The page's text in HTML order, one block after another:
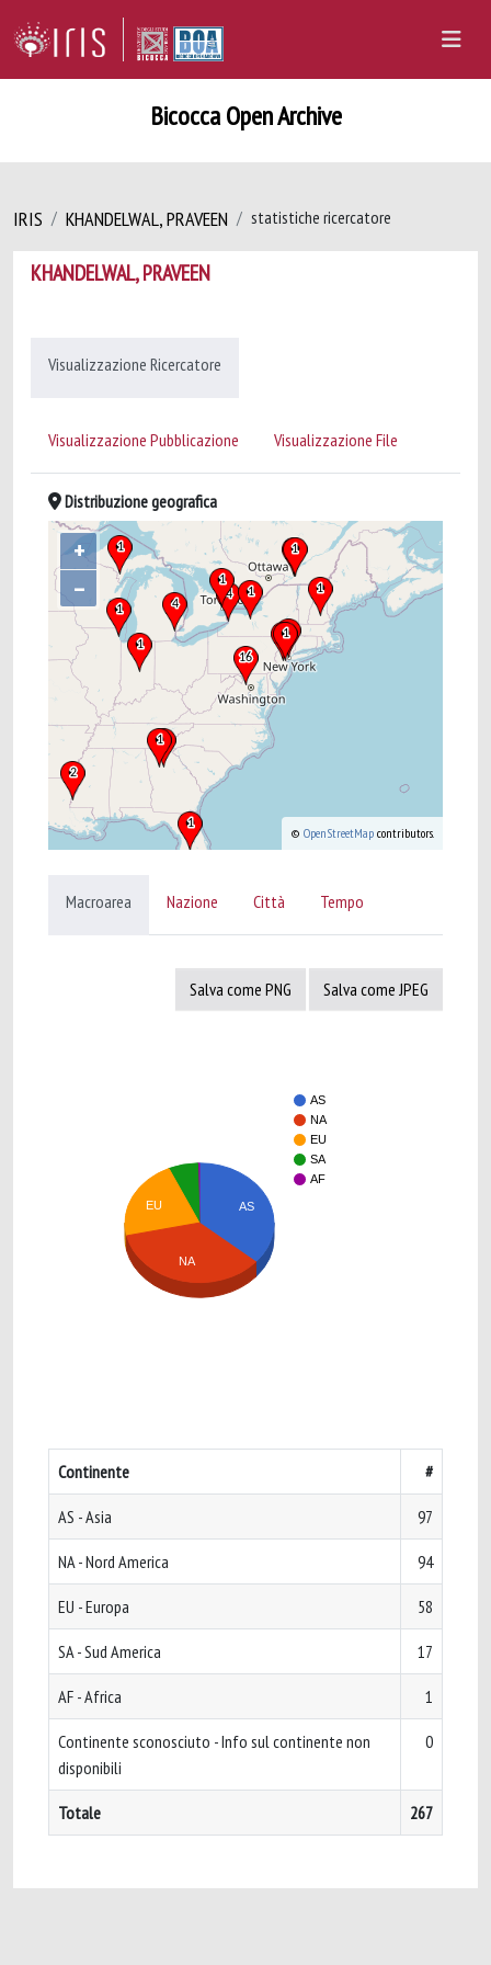
Bicocca Open Archive
IRIS KHANDELWAL, PRAVEEN statistiche ricercatore
KHANDELWAL, PRAVEEN
Visualizzazione Ricercatore
Visualizzazione Pubblicazione Visualizzazione File
Distribuzione geografica
+
–
© OpenStreetMap contributors.
Macroarea Nazione Città Tempo
Salva come PNG Salva come JPEG
AS
NA
EU
SA
AF
AS
EU
NA
Continente #
AS - Asia 97
NA - Nord America 94
EU - Europa 58
SA - Sud America 17
AF - Africa 1
Continente sconosciuto - Info sul continente non
disponibili
0
Totale 267